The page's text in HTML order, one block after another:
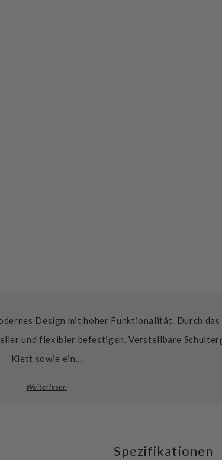
Design mit hoher Funktionalität. Durch
und flexibler befestigen. Verstellbare
Klett sowie ein…
Weiterlesen
Spezifikationen